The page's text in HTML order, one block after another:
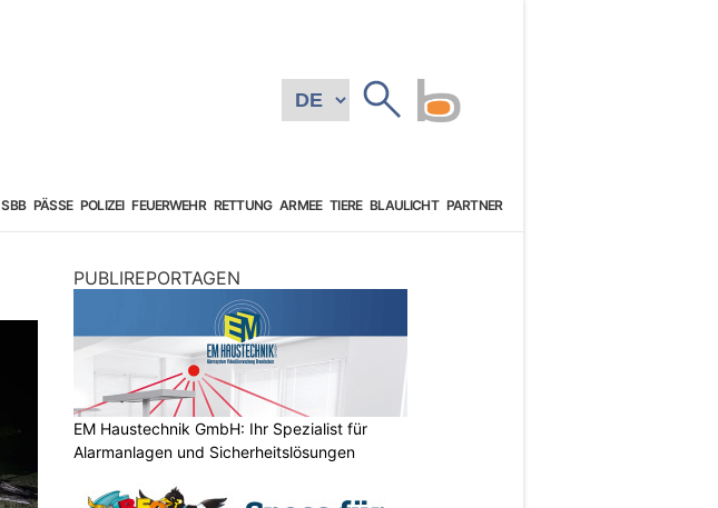
SBB PÄSSE POLIZEI FEUERWEHR RETTUNG ARMEE TIERE BLAULICHT PARTNER
PUBLIREPORTAGEN
EM Haustechnik GmbH: Ihr Spezialist für
Alarmanlagen und Sicherheitslösungen